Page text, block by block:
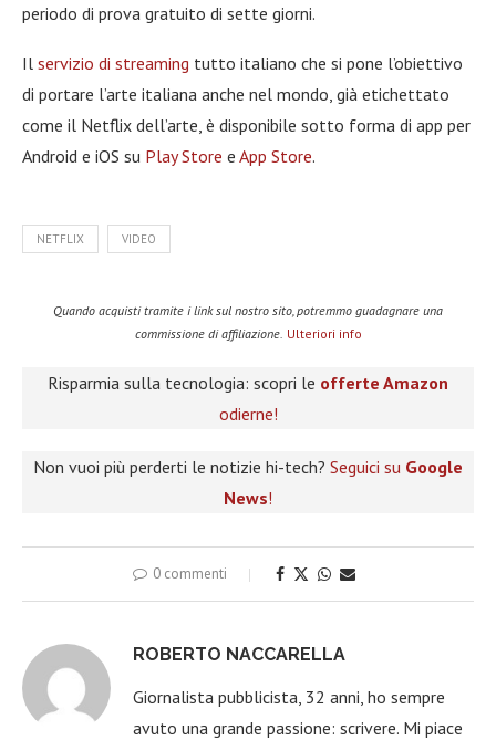
periodo di prova gratuito di sette giorni.
Il servizio di streaming tutto italiano che si pone l’obiettivo
di portare l’arte italiana anche nel mondo, già etichettato
come il Netflix dell’arte, è disponibile sotto forma di app per
Android e iOS su Play Store e App Store.
NETFLIX VIDEO
Quando acquisti tramite i link sul nostro sito, potremmo guadagnare una
commissione di affiliazione. Ulteriori info
Risparmia sulla tecnologia: scopri le offerte Amazon
odierne!
Non vuoi più perderti le notizie hi-tech? Seguici su Google
News!
0 commenti
ROBERTO NACCARELLA
Giornalista pubblicista, 32 anni, ho sempre
avuto una grande passione: scrivere. Mi piace